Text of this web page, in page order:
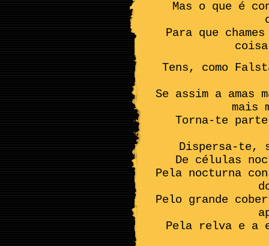
Mas o que é
Para que
Tens, como
Se assim a amas
mais
Torna-te
Dispersa-te,
De células
Pela nocturna
Pelo grande
Pela relva e a